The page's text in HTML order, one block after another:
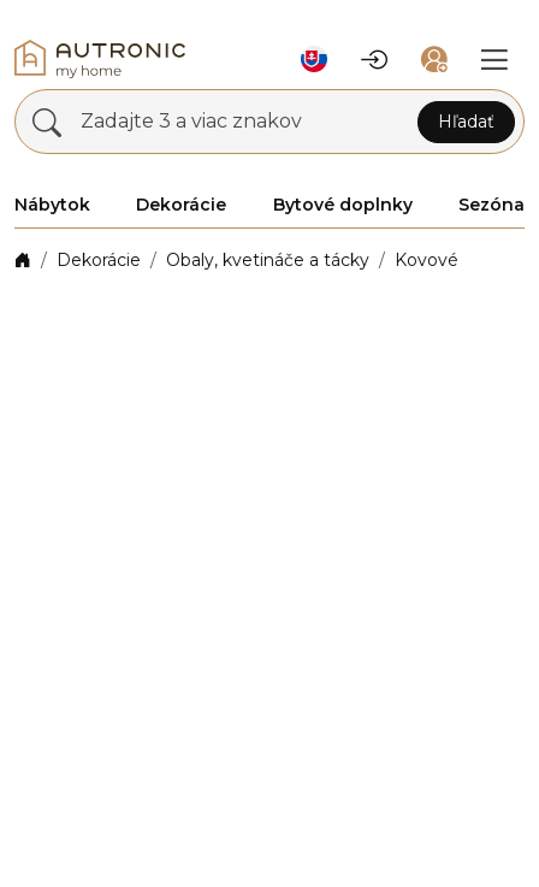
Zadajte 3 a viac znakov Hľadať
Nábytok Dekorácie Bytové doplnky Sezóna
Dekorácie Obaly, kvetináče a tácky Kovové